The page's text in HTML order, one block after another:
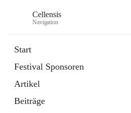
Cellensis
Navigation
Start
Festival Sponsoren
Artikel
Beiträge
Festival Sponsoren